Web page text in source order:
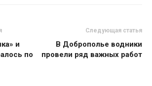
и
по
Следующая статья
В Доброполье водники
провели ряд важных работ